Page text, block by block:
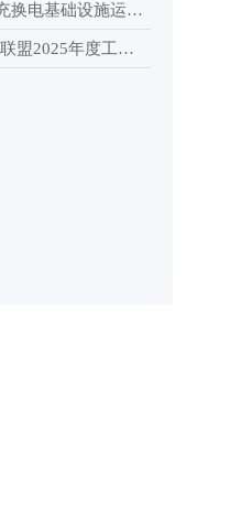
2025年2月全国电动汽车充换电基础设施运行情况
聚焦行业发展｜中国充电联盟2025年度工作会议在杭州顺利召开！